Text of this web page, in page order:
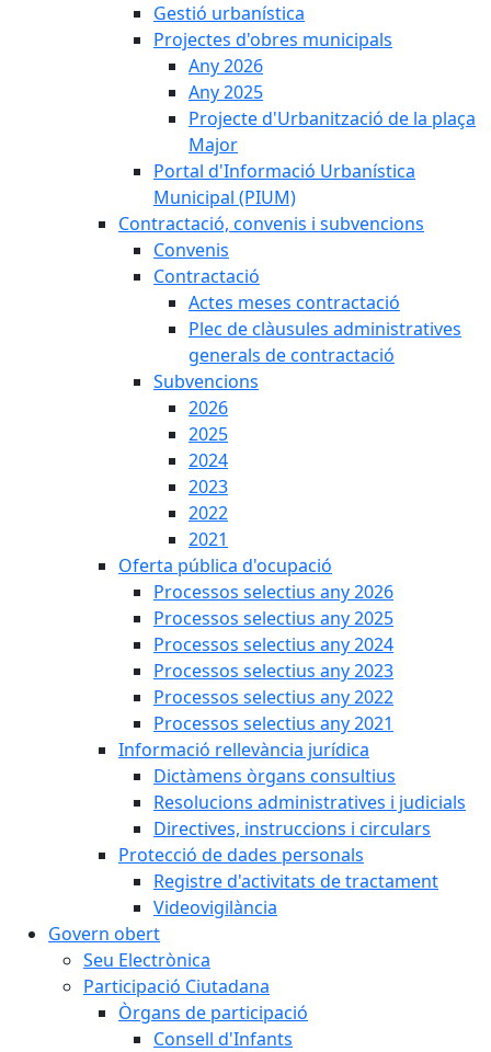
Gestió urbanística
Projectes d'obres municipals
Any 2026
Any 2025
Projecte d'Urbanització de la plaça
Major
Portal d'Informació Urbanística
Municipal (PIUM)
Contractació, convenis i subvencions
Convenis
Contractació
Actes meses contractació
Plec de clàusules administratives
generals de contractació
Subvencions
2026
2025
2024
2023
2022
2021
Oferta pública d'ocupació
Processos selectius any 2026
Processos selectius any 2025
Processos selectius any 2024
Processos selectius any 2023
Processos selectius any 2022
Processos selectius any 2021
Informació rellevància jurídica
Dictàmens òrgans consultius
Resolucions administratives i judicials
Directives, instruccions i circulars
Protecció de dades personals
Registre d'activitats de tractament
Videovigilància
Govern obert
Seu Electrònica
Participació Ciutadana
Òrgans de participació
Consell d'Infants